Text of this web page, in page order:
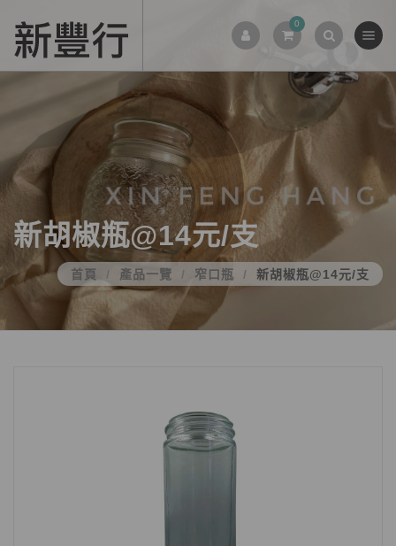
0
新胡椒瓶@14元/支
首頁 產品一覽 窄口瓶 新胡椒瓶@14元/支